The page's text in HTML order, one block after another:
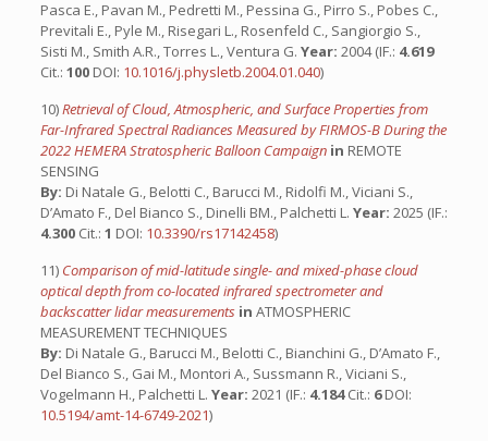
Pasca E., Pavan M., Pedretti M., Pessina G., Pirro S., Pobes C.,
Previtali E., Pyle M., Risegari L., Rosenfeld C., Sangiorgio S.,
Sisti M., Smith A.R., Torres L., Ventura G. Year: 2004 (IF.: 4.619
Cit.: 100 DOI: 10.1016/j.physletb.2004.01.040)
10)Retrieval of Cloud, Atmospheric, and Surface Properties from
Far-Infrared Spectral Radiances Measured by FIRMOS-B During the
2022 HEMERA Stratospheric Balloon Campaign in REMOTE
SENSING
By: Di Natale G., Belotti C., Barucci M., Ridolfi M., Viciani S.,
D’Amato F., Del Bianco S., Dinelli BM., Palchetti L. Year: 2025 (IF.:
4.300 Cit.: 1 DOI: 10.3390/rs17142458)
11) Comparison of mid-latitude single- and mixed-phase cloud
optical depth from co-located infrared spectrometer and
backscatter lidar measurements in ATMOSPHERIC
MEASUREMENT TECHNIQUES
By: Di Natale G., Barucci M., Belotti C., Bianchini G., D’Amato F.,
Del Bianco S., Gai M., Montori A., Sussmann R., Viciani S.,
Vogelmann H., Palchetti L. Year: 2021 (IF.: 4.184Cit.: 6DOI:
10.5194/amt-14-6749-2021)